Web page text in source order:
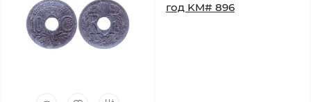
год KM# 896